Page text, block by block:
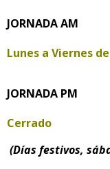
JORNADA AM
Lunes a Viernes de
JORNADA PM
Cerrado
(Días festivos,